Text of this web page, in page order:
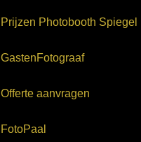
Prijzen Photobooth Spiegel
GastenFotograaf
Offerte aanvragen
FotoPaal